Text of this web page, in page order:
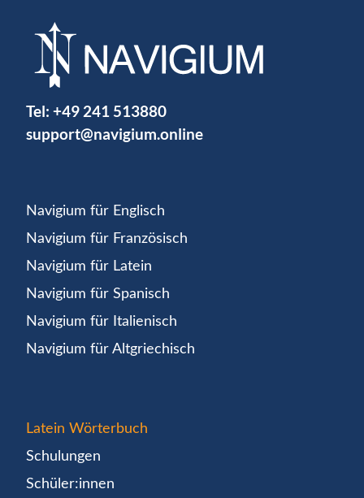
Tel: +49 241 513880
support@navigium.online
Navigium für Englisch
Navigium für Französisch
Navigium für Latein
Navigium für Spanisch
Navigium für Italienisch
Navigium für Altgriechisch
Latein Wörterbuch
Schulungen
Schüler:innen